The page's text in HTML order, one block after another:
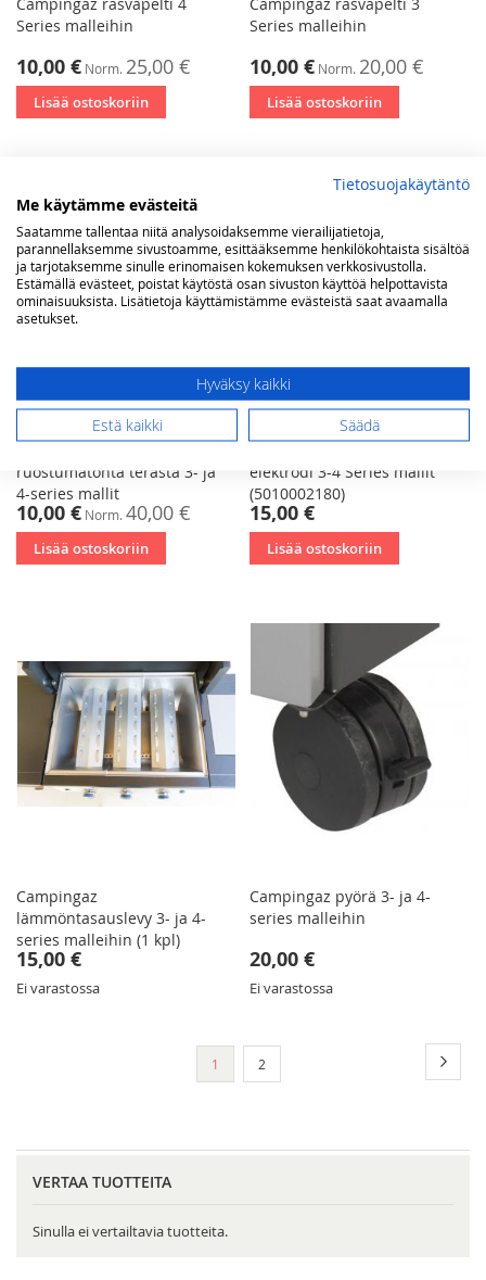
Campingaz rasvapelti 4
Series malleihin
Tarjoushinta
10,00 € Norm. 25,00 €
Lisää ostoskoriin
Campingaz rasvapelti 3
Series malleihin
Tarjoushinta
10,00 € Norm. 20,00 €
Lisää ostoskoriin
ruostumatonta terästä 3- ja
4-series mallit
Tarjoushinta
10,00 € Norm.40,00 €
Lisää ostoskoriin
elektrodi 3-4 Series mallit
(5010002180)
15,00 €
Lisää ostoskoriin
Campingaz
lämmöntasauslevy 3- ja 4-
series malleihin (1 kpl)
15,00 €
Ei varastossa
Campingaz pyörä 3- ja 4-
series malleihin
20,00 €
Ei varastossa
Sivu
You're
currently
1 Sivu
2
VERTAA TUOTTEITA
Sinulla ei vertailtavia tuotteita.
Tietosuojakäytäntö
Me käytämme evästeitä
Saatamme tallentaa niitä analysoidaksemme vierailijatietoja,
parannellaksemme sivustoamme, esittääksemme henkilökohtaista sisältöä
ja tarjotaksemme sinulle erinomaisen kokemuksen verkkosivustolla.
Estämällä evästeet, poistat käytöstä osan sivuston käyttöä helpottavista
ominaisuuksista. Lisätietoja käyttämistämme evästeistä saat avaamalla
asetukset.
Hyväksy kaikki
Estä kaikki
Säädä